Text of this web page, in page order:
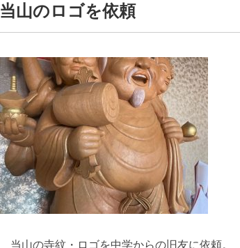
当山のロゴを依頼
当山の寺紋・ロゴを中学からの旧友に依頼。